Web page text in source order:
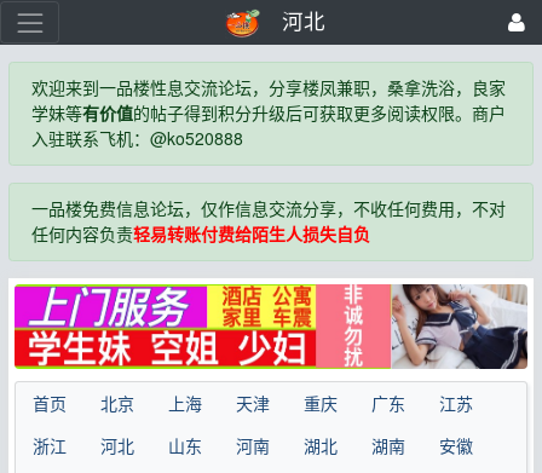
河北
欢迎来到一品楼性息交流论坛，分享楼凤兼职，桑拿洗浴，良家
学妹等有价值的帖子得到积分升级后可获取更多阅读权限。商户
入驻联系飞机：@ko520888
一品楼免费信息论坛，仅作信息交流分享，不收任何费用，不对
任何内容负责轻易转账付费给陌生人损失自负
首页 北京 上海 天津 重庆 广东
江苏
浙江
河北 山东 河南 湖北 湖南
安徽